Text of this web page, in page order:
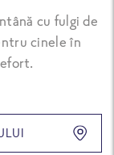
cu fulgi de
cinele în